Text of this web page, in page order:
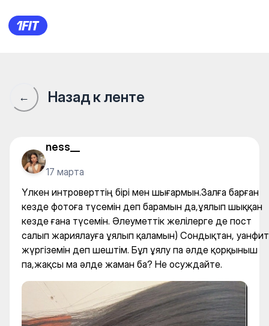
Үлкен интроверттің бірі
← Назад к ленте
ness__
17 марта
Үлкен интроверттің бірі мен шығармын.Залға барған
кезде фотоға түсемін деп барамын да,ұялып шыққан
кезде ғана түсемін. Әлеуметтік желілерге де пост
салып жариялауға ұялып қаламын) Сондықтан, уанфит
жүргіземін деп шештім. Бұл ұялу па әлде қорқыныш
па,жақсы ма әлде жаман ба? Не осуждайте.